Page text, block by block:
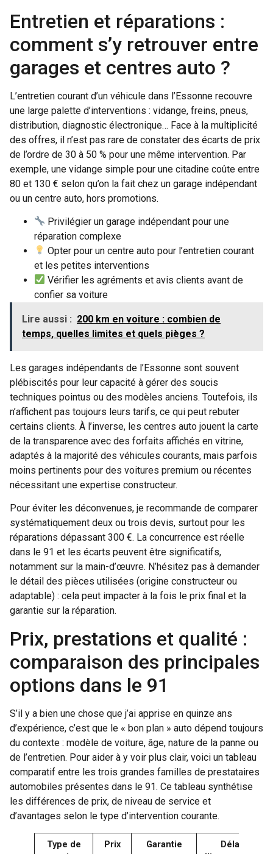
Entretien et réparations :
comment s’y retrouver entre
garages et centres auto ?
L’entretien courant d’un véhicule dans l’Essonne recouvre
une large palette d’interventions : vidange, freins, pneus,
distribution, diagnostic électronique… Face à la multiplicité
des offres, il n’est pas rare de constater des écarts de prix
de l’ordre de 30 à 50 % pour une même intervention. Par
exemple, une vidange simple pour une citadine coûte entre
80 et 130 € selon qu’on la fait chez un garage indépendant
ou un centre auto, hors promotions.
Privilégier un garage indépendant pour une
réparation complexe
Opter pour un centre auto pour l’entretien courant
et les petites interventions
Vérifier les agréments et avis clients avant de
confier sa voiture
Lire aussi : 200 km en voiture : combien de
temps, quelles limites et quels pièges ?
Les garages indépendants de l’Essonne sont souvent
plébiscités pour leur capacité à gérer des soucis
techniques pointus ou des modèles anciens. Toutefois, ils
n’affichent pas toujours leurs tarifs, ce qui peut rebuter
certains clients. À l’inverse, les centres auto jouent la carte
de la transparence avec des forfaits affichés en vitrine,
adaptés à la majorité des véhicules courants, mais parfois
moins pertinents pour des voitures premium ou récentes
nécessitant une expertise constructeur.
Pour éviter les déconvenues, je recommande de comparer
systématiquement deux ou trois devis, surtout pour les
réparations dépassant 300 €. La concurrence est réelle
dans le 91 et les écarts peuvent être significatifs,
notamment sur la main-d’œuvre. N’hésitez pas à demander
le détail des pièces utilisées (origine constructeur ou
adaptable) : cela peut impacter à la fois le prix final et la
garantie sur la réparation.
Prix, prestations et qualité :
comparaison des principales
options dans le 91
S’il y a bien une chose que j’ai apprise en quinze ans
d’expérience, c’est que le « bon plan » auto dépend toujours
du contexte : modèle de voiture, âge, nature de la panne ou
de l’entretien. Pour aider à y voir plus clair, voici un tableau
comparatif entre les trois grandes familles de prestataires
automobiles présentes dans le 91. Ce tableau synthétise
les différences de prix, de niveau de service et
d’avantages selon le type d’intervention courante.
Type de
Prix
Garantie
Délai